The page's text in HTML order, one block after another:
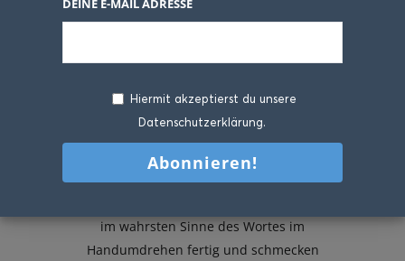
Marzipan Pralinen
im wahrsten Sinne des Wortes im
Handumdrehen fertig und schmecken
DEINE E-MAIL ADRESSE
Hiermit akzeptierst du unsere
Datenschutzerklärung.